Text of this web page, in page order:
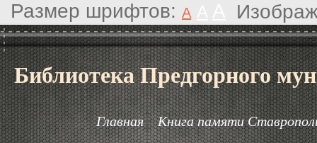
Размер шрифтов: A
Библиотека Предгорного
Главная Книга памяти